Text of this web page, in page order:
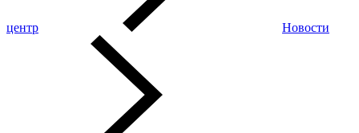
центр Новости